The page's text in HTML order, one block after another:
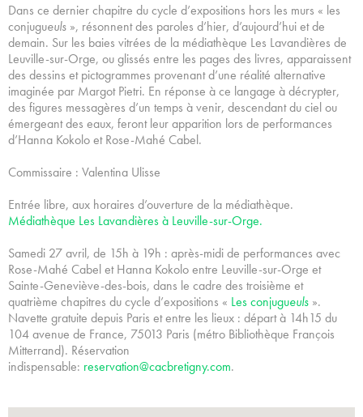
Dans ce dernier chapitre du cycle d’expositions hors les murs « les
conjugueuls », résonnent des paroles d’hier, d’aujourd’hui et de
demain. Sur les baies vitrées de la médiathèque Les Lavandières de
Leuville-sur-Orge, ou glissés entre les pages des livres, apparaissent
des dessins et pictogrammes provenant d’une réalité alternative
imaginée par Margot Pietri. En réponse à ce langage à décrypter,
des figures messagères d’un temps à venir, descendant du ciel ou
émergeant des eaux, feront leur apparition lors de performances
d’Hanna Kokolo et Rose-Mahé Cabel.
Commissaire : Valentina Ulisse
Entrée libre, aux horaires d’ouverture de la médiathèque.
Médiathèque Les Lavandières à Leuville-sur-Orge.
Samedi 27 avril, de 15h à 19h : après-midi de performances avec
Rose-Mahé Cabel et Hanna Kokolo entre Leuville-sur-Orge et
Sainte-Geneviève-des-bois, dans le cadre des troisième et
quatrième chapitres du cycle d’expositions « Les conjugueuls ».
Navette gratuite depuis Paris et entre les lieux : départ à 14h15 du
104 avenue de France, 75013 Paris (métro Bibliothèque François
Mitterrand). Réservation
indispensable: reservation@cacbretigny.com.